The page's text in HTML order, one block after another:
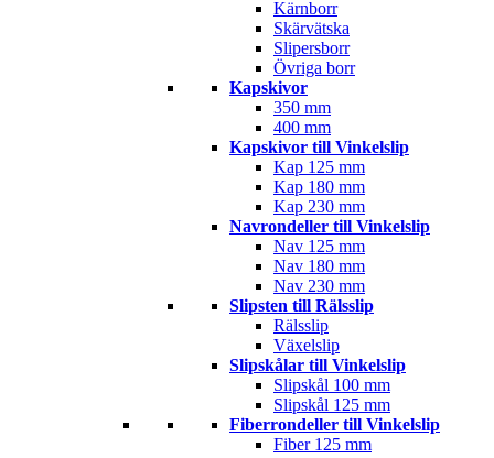
Kärnborr
Skärvätska
Slipersborr
Övriga borr
Kapskivor
350 mm
400 mm
Kapskivor till Vinkelslip
Kap 125 mm
Kap 180 mm
Kap 230 mm
Navrondeller till Vinkelslip
Nav 125 mm
Nav 180 mm
Nav 230 mm
Slipsten till Rälsslip
Rälsslip
Växelslip
Slipskålar till Vinkelslip
Slipskål 100 mm
Slipskål 125 mm
Fiberrondeller till Vinkelslip
Fiber 125 mm